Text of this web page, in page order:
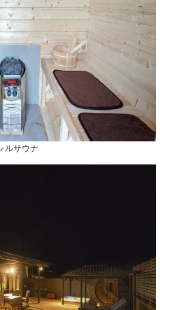
ルサウナ